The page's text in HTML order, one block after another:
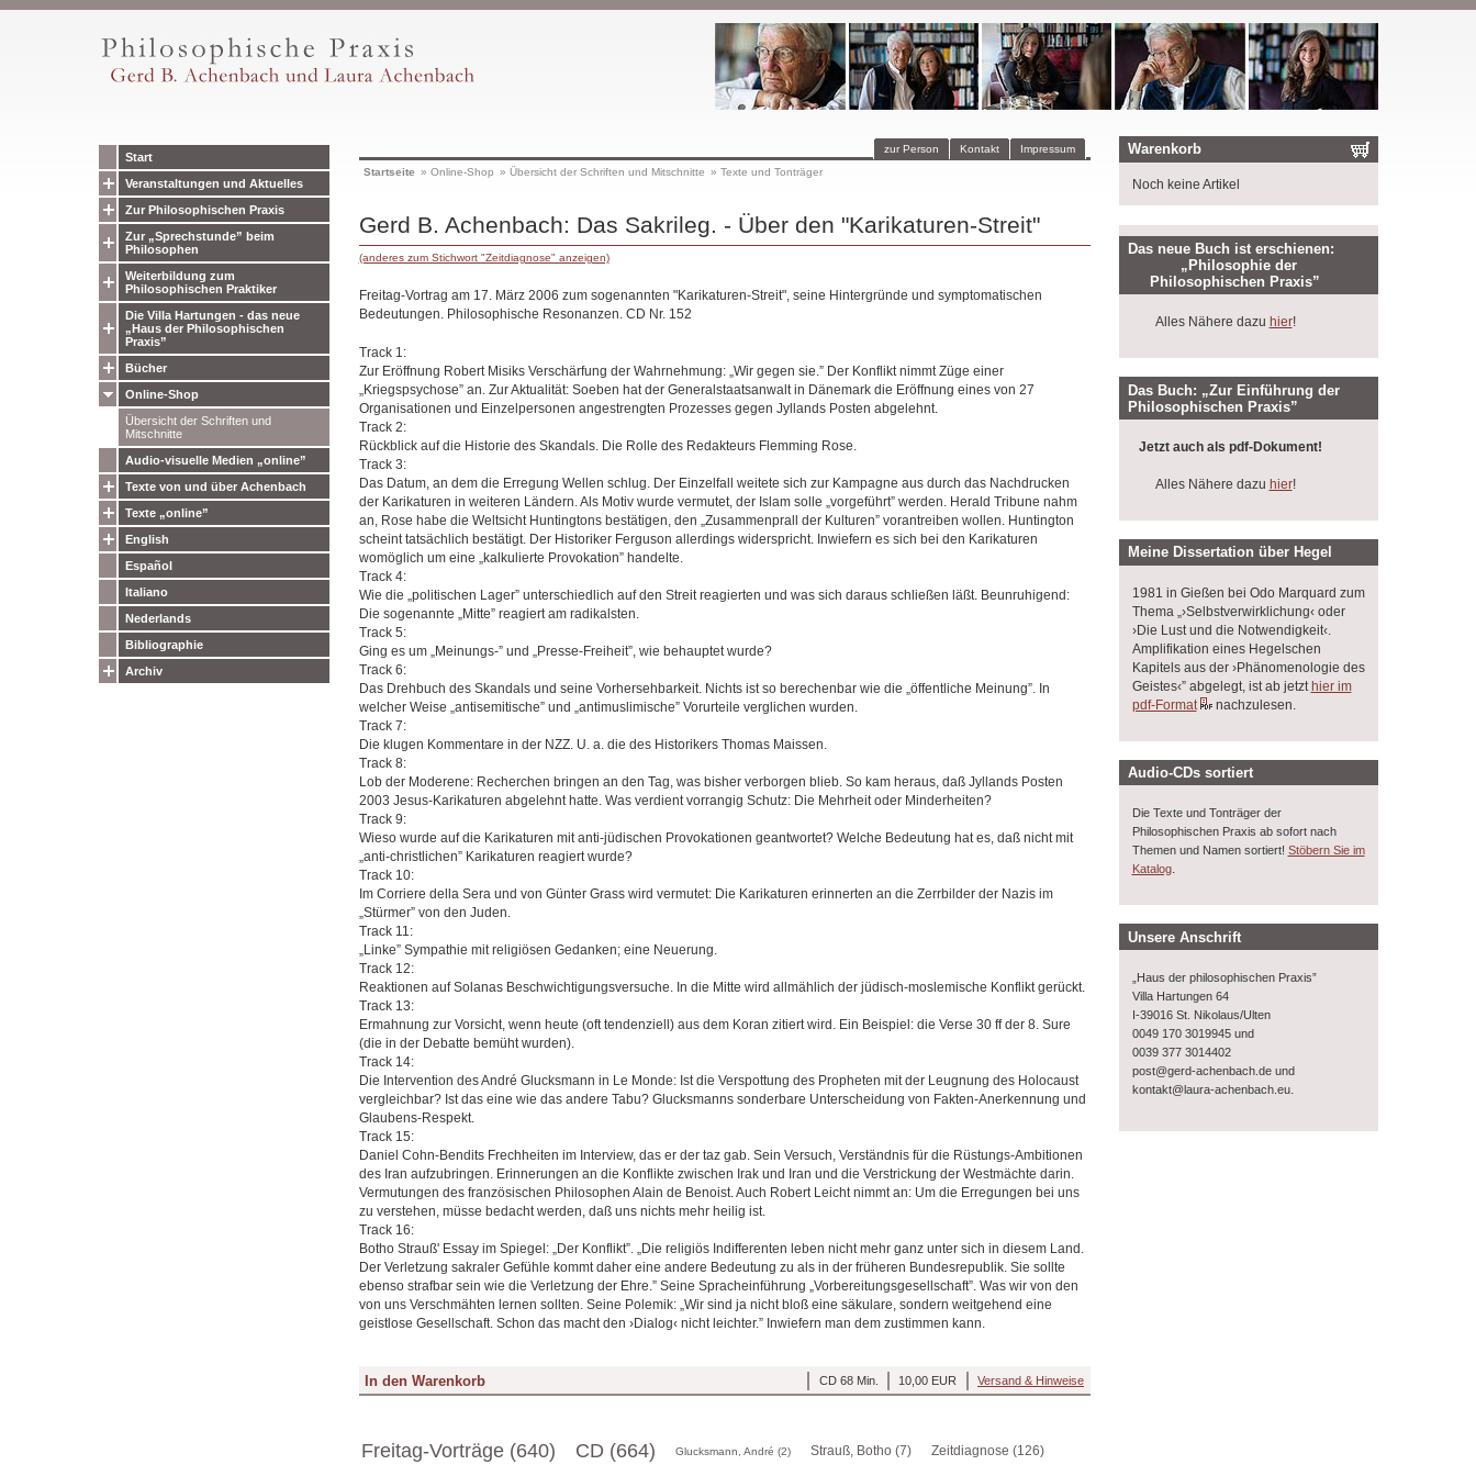
Start
Veranstaltungen und Aktuelles
Zur Philosophischen Praxis
Zur „Sprechstunde” beim
Philosophen
Weiterbildung zum
Philosophischen Praktiker
Die Villa Hartungen - das neue
„Haus der Philosophischen
Praxis”
Bücher
Online-Shop
Übersicht der Schriften und
Mitschnitte
Audio-visuelle Medien „online”
Texte von und über Achenbach
Texte „online”
English
Español
Italiano
Nederlands
Bibliographie
Archiv
Impressum
Kontakt
zur Person
Startseite » Online-Shop » Übersicht der Schriften und Mitschnitte » Texte und Tonträger
Gerd B. Achenbach: Das Sakrileg. - Über den "Karikaturen-Streit"
(anderes zum Stichwort "Zeitdiagnose" anzeigen)
Freitag-Vortrag am 17. März 2006 zum sogenannten "Karikaturen-Streit", seine Hintergründe und symptomatischen
Bedeutungen. Philosophische Resonanzen. CD Nr. 152
Track 1:
Zur Eröffnung Robert Misiks Verschärfung der Wahrnehmung: „Wir gegen sie.” Der Konflikt nimmt Züge einer
„Kriegspsychose” an. Zur Aktualität: Soeben hat der Generalstaatsanwalt in Dänemark die Eröffnung eines von 27
Organisationen und Einzelpersonen angestrengten Prozesses gegen Jyllands Posten abgelehnt.
Track 2:
Rückblick auf die Historie des Skandals. Die Rolle des Redakteurs Flemming Rose.
Track 3:
Das Datum, an dem die Erregung Wellen schlug. Der Einzelfall weitete sich zur Kampagne aus durch das Nachdrucken
der Karikaturen in weiteren Ländern. Als Motiv wurde vermutet, der Islam solle „vorgeführt” werden. Herald Tribune nahm
an, Rose habe die Weltsicht Huntingtons bestätigen, den „Zusammenprall der Kulturen” vorantreiben wollen. Huntington
scheint tatsächlich bestätigt. Der Historiker Ferguson allerdings widerspricht. Inwiefern es sich bei den Karikaturen
womöglich um eine „kalkulierte Provokation” handelte.
Track 4:
Wie die „politischen Lager” unterschiedlich auf den Streit reagierten und was sich daraus schließen läßt. Beunruhigend:
Die sogenannte „Mitte” reagiert am radikalsten.
Track 5:
Ging es um „Meinungs-” und „Presse-Freiheit”, wie behauptet wurde?
Track 6:
Das Drehbuch des Skandals und seine Vorhersehbarkeit. Nichts ist so berechenbar wie die „öffentliche Meinung”. In
welcher Weise „antisemitische” und „antimuslimische” Vorurteile verglichen wurden.
Track 7:
Die klugen Kommentare in der NZZ. U. a. die des Historikers Thomas Maissen.
Track 8:
Lob der Moderene: Recherchen bringen an den Tag, was bisher verborgen blieb. So kam heraus, daß Jyllands Posten
2003 Jesus-Karikaturen abgelehnt hatte. Was verdient vorrangig Schutz: Die Mehrheit oder Minderheiten?
Track 9:
Wieso wurde auf die Karikaturen mit anti-jüdischen Provokationen geantwortet? Welche Bedeutung hat es, daß nicht mit
„anti-christlichen” Karikaturen reagiert wurde?
Track 10:
Im Corriere della Sera und von Günter Grass wird vermutet: Die Karikaturen erinnerten an die Zerrbilder der Nazis im
„Stürmer” von den Juden.
Track 11:
„Linke” Sympathie mit religiösen Gedanken; eine Neuerung.
Track 12:
Reaktionen auf Solanas Beschwichtigungsversuche. In die Mitte wird allmählich der jüdisch-moslemische Konflikt gerückt.
Track 13:
Ermahnung zur Vorsicht, wenn heute (oft tendenziell) aus dem Koran zitiert wird. Ein Beispiel: die Verse 30 ff der 8. Sure
(die in der Debatte bemüht wurden).
Track 14:
Die Intervention des André Glucksmann in Le Monde: Ist die Verspottung des Propheten mit der Leugnung des Holocaust
vergleichbar? Ist das eine wie das andere Tabu? Glucksmanns sonderbare Unterscheidung von Fakten-Anerkennung und
Glaubens-Respekt.
Track 15:
Daniel Cohn-Bendits Frechheiten im Interview, das er der taz gab. Sein Versuch, Verständnis für die Rüstungs-Ambitionen
des Iran aufzubringen. Erinnerungen an die Konflikte zwischen Irak und Iran und die Verstrickung der Westmächte darin.
Vermutungen des französischen Philosophen Alain de Benoist. Auch Robert Leicht nimmt an: Um die Erregungen bei uns
zu verstehen, müsse bedacht werden, daß uns nichts mehr heilig ist.
Track 16:
Botho Strauß' Essay im Spiegel: „Der Konflikt”. „Die religiös Indifferenten leben nicht mehr ganz unter sich in diesem Land.
Der Verletzung sakraler Gefühle kommt daher eine andere Bedeutung zu als in der früheren Bundesrepublik. Sie sollte
ebenso strafbar sein wie die Verletzung der Ehre.” Seine Spracheinführung „Vorbereitungsgesellschaft”. Was wir von den
von uns Verschmähten lernen sollten. Seine Polemik: „Wir sind ja nicht bloß eine säkulare, sondern weitgehend eine
geistlose Gesellschaft. Schon das macht den ›Dialog‹ nicht leichter.” Inwiefern man dem zustimmen kann.
Versand & Hinweise
10,00 EUR
CD 68 Min.
Freitag-Vorträge (640) CD (664) Glucksmann, André (2) Strauß, Botho (7) Zeitdiagnose (126)
Warenkorb
Noch keine Artikel
Das neue Buch ist erschienen:
„Philosophie der
Philosophischen Praxis”
Alles Nähere dazu hier!
Das Buch: „Zur Einführung der
Philosophischen Praxis”
Jetzt auch als pdf-Dokument!
Alles Nähere dazu hier!
Meine Dissertation über Hegel
1981 in Gießen bei Odo Marquard zum
Thema „›Selbstverwirklichung‹ oder
›Die Lust und die Notwendigkeit‹.
Amplifikation eines Hegelschen
Kapitels aus der ›Phänomenologie des
Geistes‹” abgelegt, ist ab jetzt hier im
pdf-Format
nachzulesen.
Audio-CDs sortiert
Die Texte und Tonträger der
Philosophischen Praxis ab sofort nach
Themen und Namen sortiert! Stöbern Sie im
Katalog.
Unsere Anschrift
„Haus der philosophischen Praxis”
Villa Hartungen 64
I-39016 St. Nikolaus/Ulten
0049 170 3019945 und
0039 377 3014402
post@gerd-achenbach.de und
kontakt@laura-achenbach.eu.